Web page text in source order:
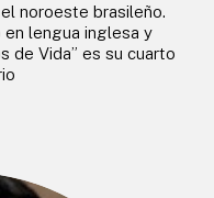
noroeste brasileño.
lengua inglesa y
de Vida” es su cuarto